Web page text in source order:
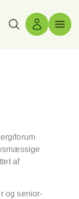
Søg Log ind
af
og senior-